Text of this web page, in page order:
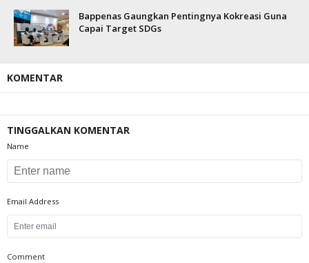
Bappenas Gaungkan Pentingnya Kokreasi Guna
Capai Target SDGs
KOMENTAR
TINGGALKAN KOMENTAR
Name
Email Address
Comment